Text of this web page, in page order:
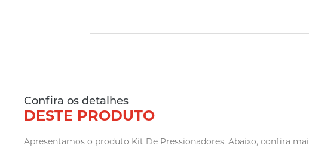
Confira os detalhes
DESTE PRODUTO
Apresentamos o produto Kit De Pressionadores. Abaixo, confira